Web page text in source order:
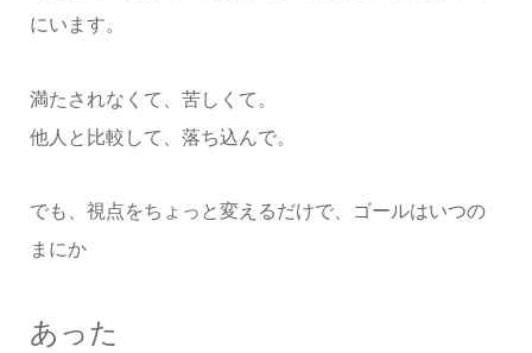
にいます。
満たされなくて、苦しくて。
他人と比較して、落ち込んで。
でも、視点をちょっと変えるだけで、ゴールはいつの
まにか
あった